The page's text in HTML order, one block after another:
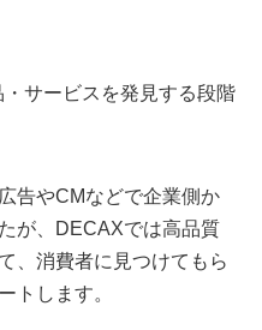
サービスを発見する段階
告やCMなどで企業側か
が、DECAXでは高品質
、消費者に見つけてもら
トします。